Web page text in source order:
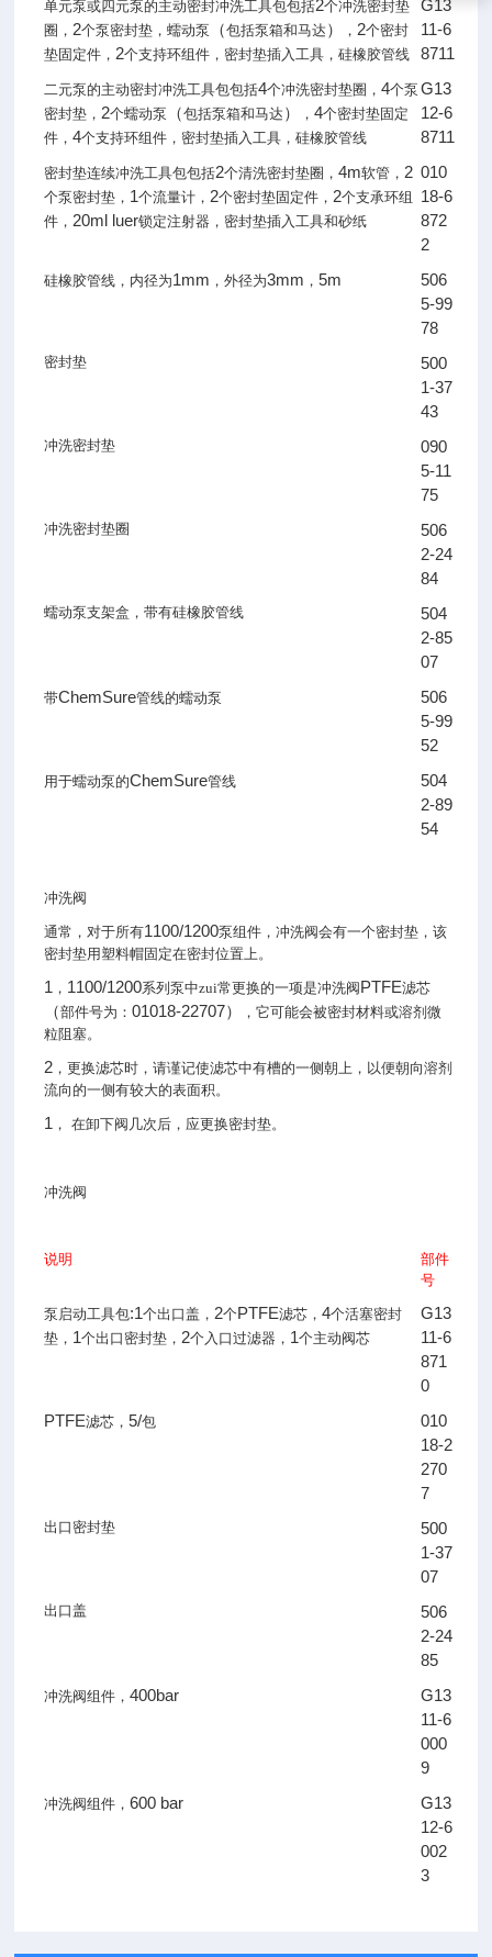
单元泵或四元泵的主动密封冲洗工具包包括2个冲洗密封垫
圈， 2个泵密封垫，蠕动泵 （包括泵箱和马达 ） ， 2个密封
垫固定件， 2个支持环组件，密封垫插入工具，硅橡胶管线
G13
11-6
8711
二元泵的主动密封冲洗工具包包括4个冲洗密封垫圈， 4个泵
密封垫， 2个蠕动泵 （包括泵箱和马达 ） ， 4个密封垫固定
件， 4个支持环组件，密封垫插入工具，硅橡胶管线
G13
12-6
8711
密封垫连续冲洗工具包包括2个清洗密封垫圈， 4m软管， 2
个泵密封垫， 1个流量计， 2个密封垫固定件， 2个支承环组
件， 20ml luer锁定注射器，密封垫插入工具和砂纸
010
18-6
872
2
硅橡胶管线，内径为1mm ，外径为3mm ， 5m
506
5-99
78
密封垫
500
1-37
43
冲洗密封垫
090
5-11
75
冲洗密封垫圈
506
2-24
84
蠕动泵支架盒，带有硅橡胶管线
504
2-85
07
带ChemSure管线的蠕动泵
506
5-99
52
用于蠕动泵的ChemSure管线
504
2-89
54
冲洗阀
通常，对于所有1100/1200泵组件，冲洗阀会有一个密封垫，该
密封垫用塑料帽固定在密封位置上。
1， 1100/1200系列泵中zui常更换的一项是冲洗阀PTFE滤芯
（部件号为： 01018-22707）
，它可能会被密封材料或溶剂微
粒阻塞。
2，更换滤芯时，请谨记使滤芯中有槽的一侧朝上，以便朝向溶剂
流向的一侧有较大的表面积。
1， 在卸下阀几次后，应更换密封垫。
冲洗阀
说明
部件
号
泵启动工具包:1个出口盖， 2个PTFE滤芯， 4个活塞密封
垫， 1个出口密封垫， 2个入口过滤器， 1个主动阀芯
G13
11-6
871
0
PTFE滤芯， 5/包
010
18-2
270
7
出口密封垫
500
1-37
07
出口盖
506
2-24
85
冲洗阀组件， 400bar
G13
11-6
000
9
冲洗阀组件， 600 bar
G13
12-6
002
3